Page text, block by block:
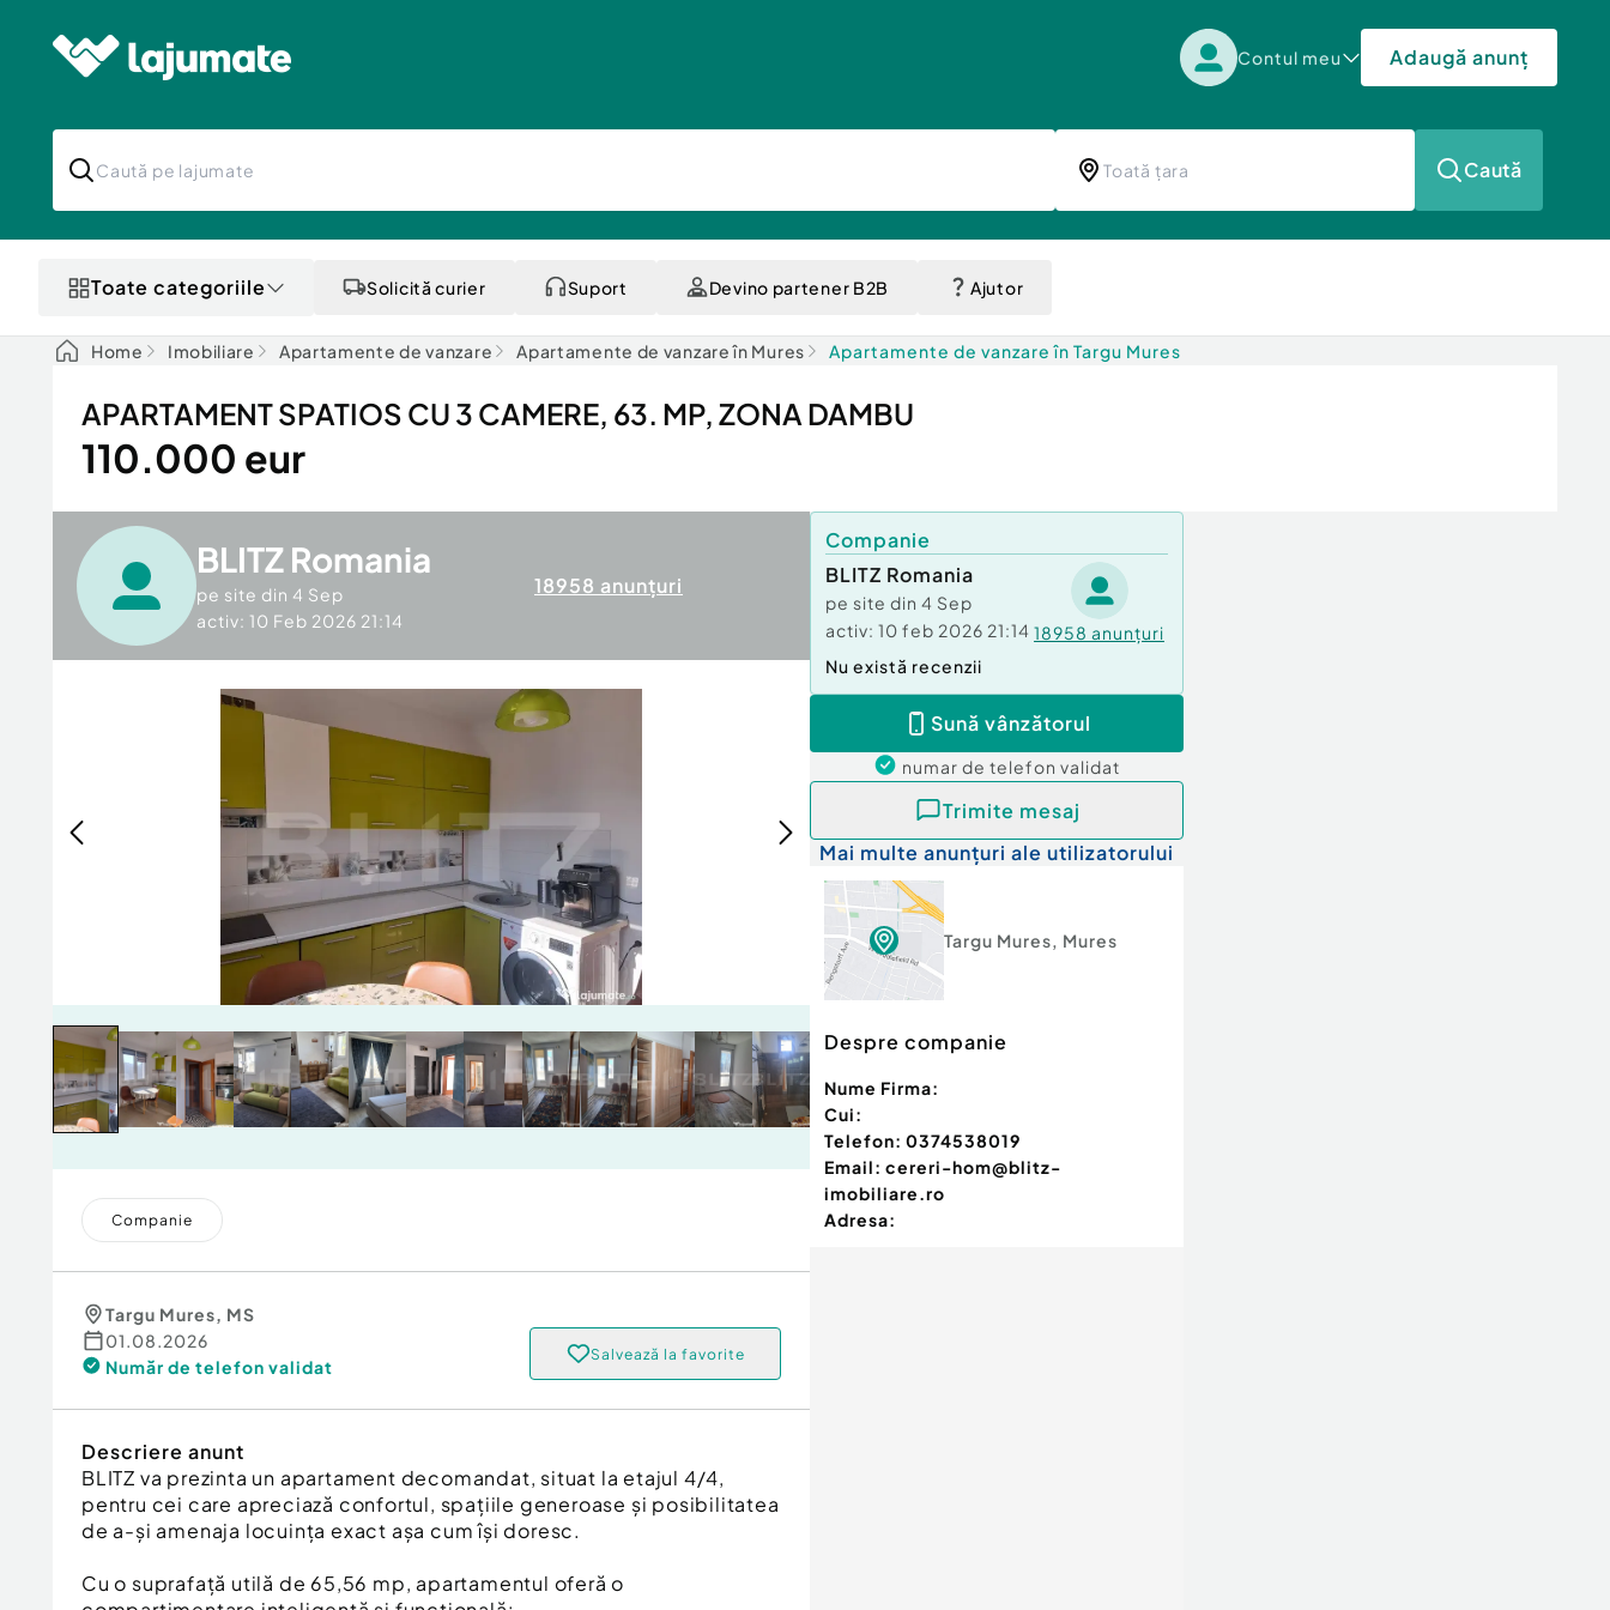
Contul meu Adaugă anunț
Caută
Toate categoriile Solicită curier Suport Devino partener B2B Ajutor
Home Imobiliare Apartamente de vanzare Apartamente de vanzare în Mures Apartamente de vanzare în Targu Mures
APARTAMENT SPATIOS CU 3 CAMERE, 63. MP, ZONA DAMBU
110.000 eur
BLITZ Romania
pe site din 4 Sep
activ: 10 Feb 2026 21:14
18958 anunțuri
Companie
Targu Mures, MS
01.08.2026
Număr de telefon validat
Salvează la favorite
Descriere anunt
BLITZ va prezinta un apartament decomandat, situat la etajul 4/4,
pentru cei care apreciază confortul, spațiile generoase și posibilitatea
de a-și amenaja locuința exact așa cum își doresc.
Cu o suprafață utilă de 65,56 mp, apartamentul oferă o
Companie
BLITZ Romania
pe site din 4 Sep
activ: 10 feb 2026 21:14 18958 anunțuri
Nu există recenzii
Sună vânzătorul
numar de telefon validat
Trimite mesaj
Mai multe anunțuri ale utilizatorului
Targu Mures, Mures
Despre companie
Nume Firma:
Cui:
Telefon: 0374538019
Email: cereri-hom@blitz-
imobiliare.ro
Adresa: